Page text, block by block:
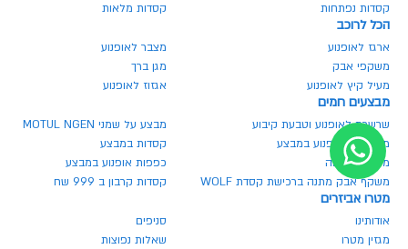
קסדות נפתחות
קסדות מלאות
הכל לרוכב
ארגז לאופנוע
מצבר לאופנוע
משקפי אבק
מגן ברך
מעיל קיץ לאופנוע
אגזוז לאופנוע
מבצעים חמים
שרשרת לאופנוע וטבעת קיבוע
מבצע על שמני MOTUL NGEN
מנעולים לאופנוע במבצע
קסדות במבצע
משקף בהנחה
כפפות אופנוע במבצע
משקף אבק מתנה ברכישת קסדת WOLF
קסדות קרבון ב 999 שח
מטרו אביזרים
אודותינו
סניפים
מגזין מטרו
שאלות נפוצות